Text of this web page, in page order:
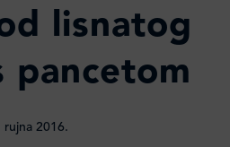
lisnatog
pancetom
rujna 2016.